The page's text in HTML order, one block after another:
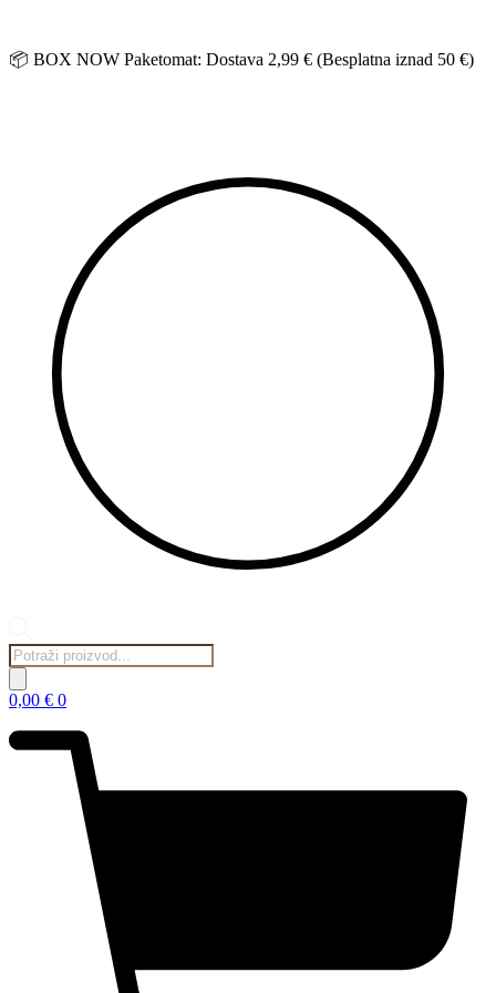
sadržaj
📦 BOX NOW Paketomat: Dostava 2,99 € (Besplatna iznad 50 €)
Products
search
0,00 € 0